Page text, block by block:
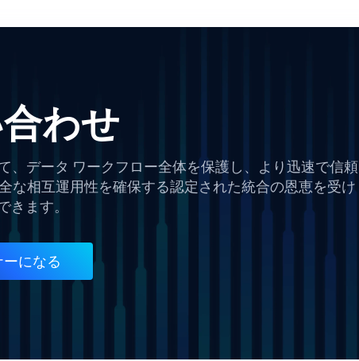
わせ
、データ ワークフロー全体を保護し、より迅速で信頼
な相互運用性を確保する認定された統合の恩恵を受け
きます。
になる